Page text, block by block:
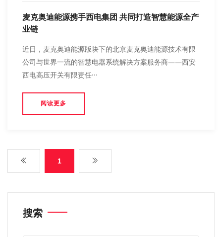
麦克奥迪能源携手西电集团 共同打造智慧能源全产
业链
近日，麦克奥迪能源版块下的北京麦克奥迪能源技术有限
公司与世界一流的智慧电器系统解决方案服务商——西安
西电高压开关有限责任···
阅读更多
1
搜索